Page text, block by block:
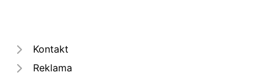
Kontakt
Reklama